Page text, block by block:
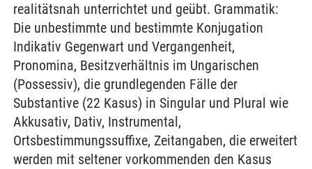
realitätsnah unterrichtet und geübt. Grammatik:
Die unbestimmte und bestimmte Konjugation
Indikativ Gegenwart und Vergangenheit,
Pronomina, Besitzverhältnis im Ungarischen
(Possessiv), die grundlegenden Fälle der
Substantive (22 Kasus) in Singular und Plural wie
Akkusativ, Dativ, Instrumental,
Ortsbestimmungssuffixe, Zeitangaben, die erweitert
werden mit seltener vorkommenden den Kasus